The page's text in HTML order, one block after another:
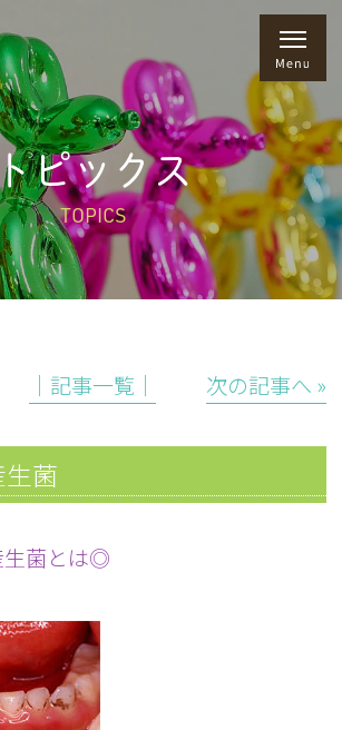
トピックス
TOPICS
│記事一覧│ 次の記事へ »
菌
菌とは◎